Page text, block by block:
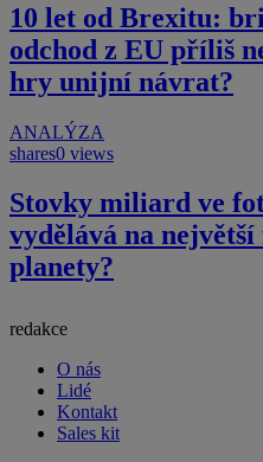
10 let od Brexitu:
odchod z EU příliš
hry unijní návrat?
ANALÝZA
shares0 views
Stovky miliard ve
vydělává na
planety?
redakce
O nás
Lidé
Kontakt
Sales kit